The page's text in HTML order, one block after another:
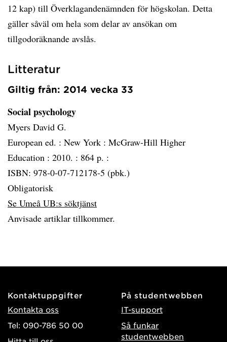
12 kap) till Överklagandenämnden för högskolan. Detta
gäller såväl om hela som delar av ansökan om
tillgodoräknande avslås.
Litteratur
Giltig från: 2014 vecka 33
Social psychology
Myers David G.
European ed. : New York : McGraw-Hill Higher
Education : 2010. : 864 p. :
ISBN: 978-0-07-712178-5 (pbk.)
Obligatorisk
Se Umeå UB:s söktjänst
Anvisade artiklar tillkommer.
Kontaktuppgifter
Kontakta oss
Tel: 090-786 50 00
På studentwebben
IT-support
Så funkar
studentwebben